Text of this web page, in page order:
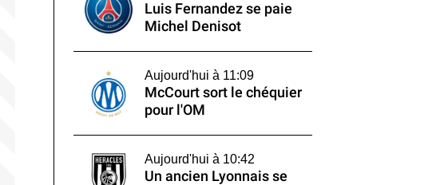
Luis Fernandez se paie
Michel Denisot
Aujourd'hui à 11:09
McCourt sort le chéquier
pour l'OM
Aujourd'hui à 10:42
Un ancien Lyonnais se